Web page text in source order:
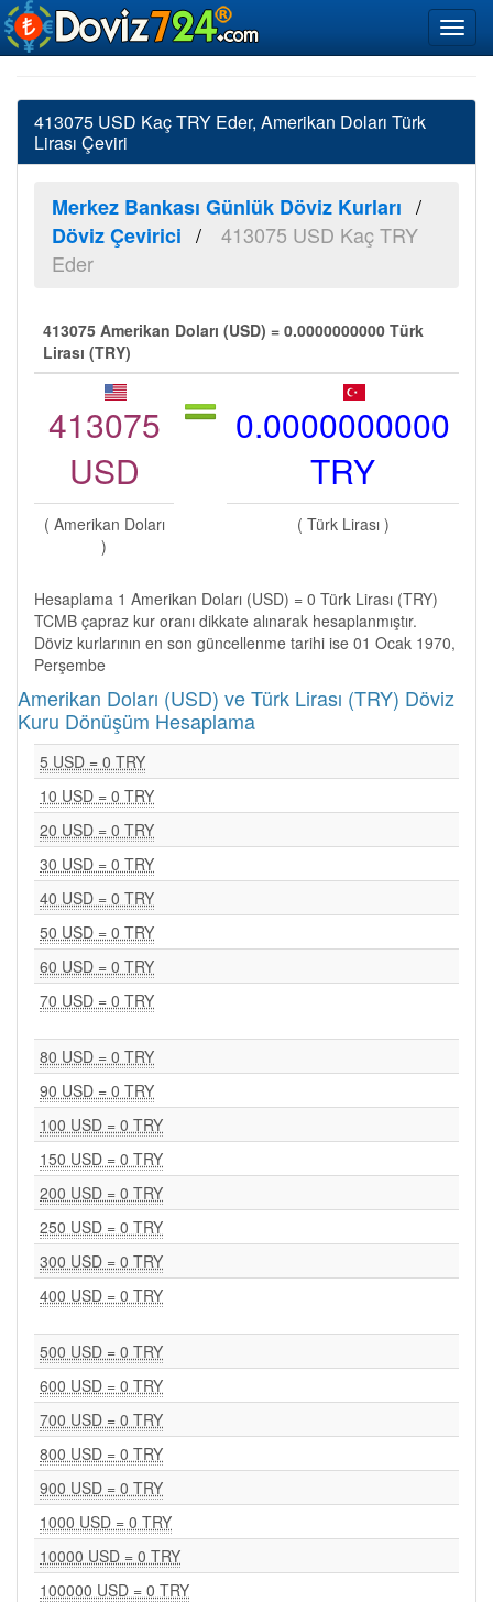
413075 USD Kaç TRY Eder, Amerikan Doları Türk
Lirası Çeviri
Merkez Bankası Günlük Döviz Kurları
Döviz Çevirici
413075 USD Kaç TRY
Eder
413075 Amerikan Doları (USD) = 0.0000000000 Türk
Lirası (TRY)
413075
USD
0.0000000000
TRY
( Amerikan Doları
)
( Türk Lirası )
Hesaplama 1 Amerikan Doları (USD) = 0 Türk Lirası (TRY)
TCMB çapraz kur oranı dikkate alınarak hesaplanmıştır.
Döviz kurlarının en son güncellenme tarihi ise 01 Ocak 1970,
Perşembe
Amerikan Doları (USD) ve Türk Lirası (TRY) Döviz
Kuru Dönüşüm Hesaplama
5 USD = 0 TRY
10 USD = 0 TRY
20 USD = 0 TRY
30 USD = 0 TRY
40 USD = 0 TRY
50 USD = 0 TRY
60 USD = 0 TRY
70 USD = 0 TRY
80 USD = 0 TRY
90 USD = 0 TRY
100 USD = 0 TRY
150 USD = 0 TRY
200 USD = 0 TRY
250 USD = 0 TRY
300 USD = 0 TRY
400 USD = 0 TRY
500 USD = 0 TRY
600 USD = 0 TRY
700 USD = 0 TRY
800 USD = 0 TRY
900 USD = 0 TRY
1000 USD = 0 TRY
10000 USD = 0 TRY
100000 USD = 0 TRY